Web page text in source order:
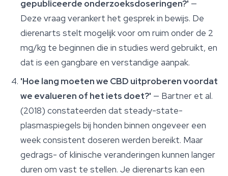
gepubliceerde onderzoeksdoseringen?' —
Deze vraag verankert het gesprek in bewijs. De
dierenarts stelt mogelijk voor om ruim onder de 2
mg/kg te beginnen die in studies werd gebruikt, en
dat is een gangbare en verstandige aanpak.
'Hoe lang moeten we CBD uitproberen voordat
we evalueren of het iets doet?' — Bartner et al.
(2018) constateerden dat steady-state-
plasmaspiegels bij honden binnen ongeveer een
week consistent doseren werden bereikt. Maar
gedrags- of klinische veranderingen kunnen langer
duren om vast te stellen. Je dierenarts kan een